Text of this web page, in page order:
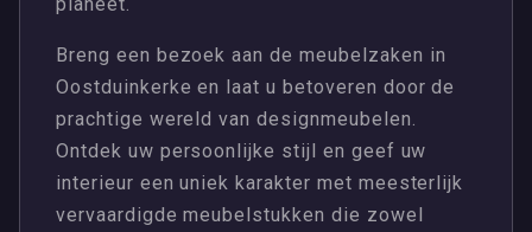
Breng een bezoek aan de meubelzaken in
Oostduinkerke en laat u betoveren door de
prachtige wereld van designmeubelen.
Ontdek uw persoonlijke stijl en geef uw
interieur een uniek karakter met meesterlijk
vervaardigde meubelstukken die zowel